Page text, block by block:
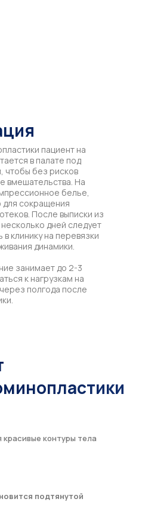
пациент на
в палате под
чтобы без рисков
вмешательства. На
белье,
сокращения
После выписки из
дней следует
клинику на перевязки
динамики.
занимает до 2-3
к нагрузкам на
полгода после
красивые контуры тела
подтянутой